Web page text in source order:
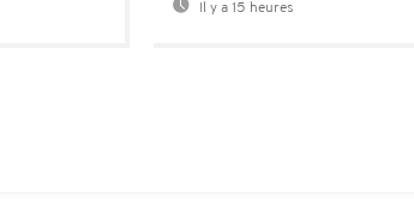
Il y a 15 heures